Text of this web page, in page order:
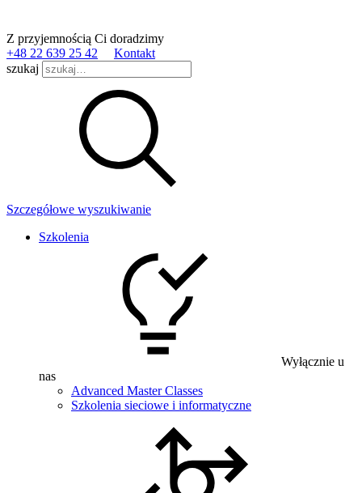
Z przyjemnością Ci doradzimy
+48 22 639 25 42
Kontakt
szukaj
Szczegółowe wyszukiwanie
Szkolenia
Wyłącznie u
nas
Advanced Master Classes
Szkolenia sieciowe i informatyczne